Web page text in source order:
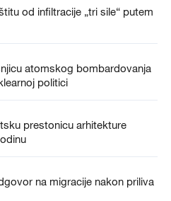
od infiltracije „tri sile“ putem
atomskog bombardovanja
politici
prestonicu arhitekture
na migracije nakon priliva